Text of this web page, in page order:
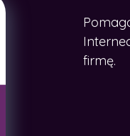
firmę.
CHCESZ
Zdobądź